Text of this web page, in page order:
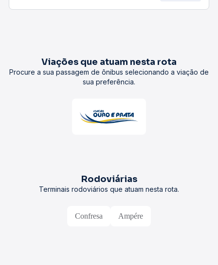
Viações que atuam nesta rota
Procure a sua passagem de ônibus selecionando a viação de
sua preferência.
Rodoviárias
Terminais rodoviários que atuam nesta rota.
Confresa Ampére